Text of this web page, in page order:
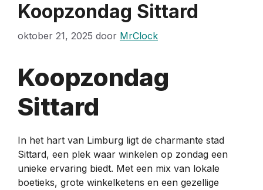
Koopzondag Sittard
oktober 21, 2025 door MrClock
Koopzondag
Sittard
In het hart van Limburg ligt de charmante stad
Sittard, een plek waar winkelen op zondag een
unieke ervaring biedt. Met een mix van lokale
boetieks, grote winkelketens en een gezellige